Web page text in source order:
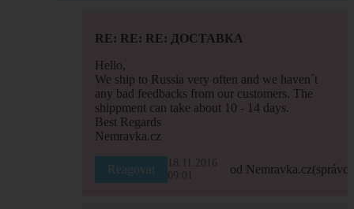
RE: RE: RE: ДОСТАВКА
Hello,
We ship to Russia very often and we haven´t
any bad feedbacks from our customers. The
shippment can take about 10 - 14 days.
Best Regards
Nemravka.cz
Reagovat
18.11.2016
09:01
od Nemravka.cz